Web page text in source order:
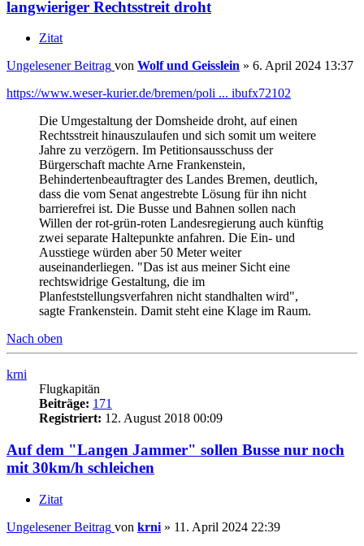
langwieriger Rechtsstreit droht
Zitat
Ungelesener Beitrag von Wolf und Geisslein » 6. April 2024 13:37
https://www.weser-kurier.de/bremen/poli ... ibufx72102
Die Umgestaltung der Domsheide droht, auf einen
Rechtsstreit hinauszulaufen und sich somit um weitere
Jahre zu verzögern. Im Petitionsausschuss der
Bürgerschaft machte Arne Frankenstein,
Behindertenbeauftragter des Landes Bremen, deutlich,
dass die vom Senat angestrebte Lösung für ihn nicht
barrierefrei ist. Die Busse und Bahnen sollen nach
Willen der rot-grün-roten Landesregierung auch künftig
zwei separate Haltepunkte anfahren. Die Ein- und
Ausstiege würden aber 50 Meter weiter
auseinanderliegen. "Das ist aus meiner Sicht eine
rechtswidrige Gestaltung, die im
Planfeststellungsverfahren nicht standhalten wird",
sagte Frankenstein. Damit steht eine Klage im Raum.
Nach oben
krni
Flugkapitän
Beiträge: 171
Registriert: 12. August 2018 00:09
Auf dem "Langen Jammer" sollen Busse nur noch
mit 30km/h schleichen
Zitat
Ungelesener Beitrag von krni » 11. April 2024 22:39